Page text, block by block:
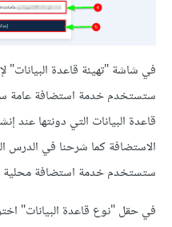
في شاشة "تهيئة قاعدة البيانات"
ستستخدم خدمة استضافة عامة
قاعدة البيانات التي دونتها عند
الاستضافة كما شرحنا في الدرس
ستستخدم خدمة استضافة محلية